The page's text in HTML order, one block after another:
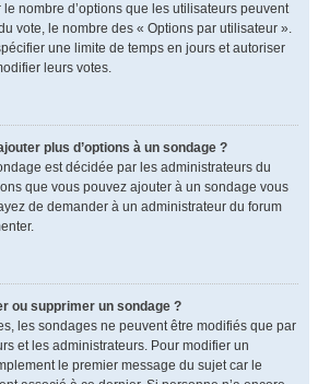
le nombre d’options que les utilisateurs peuvent
vote, le nombre des « Options par utilisateur ».
une limite de temps en jours et autoriser
leurs votes.
plus d’options à un sondage ?
est décidée par les administrateurs du
que vous pouvez ajouter à un sondage vous
de demander à un administrateur du forum
ou supprimer un sondage ?
les sondages ne peuvent être modifiés que par
et les administrateurs. Pour modifier un
le premier message du sujet car le